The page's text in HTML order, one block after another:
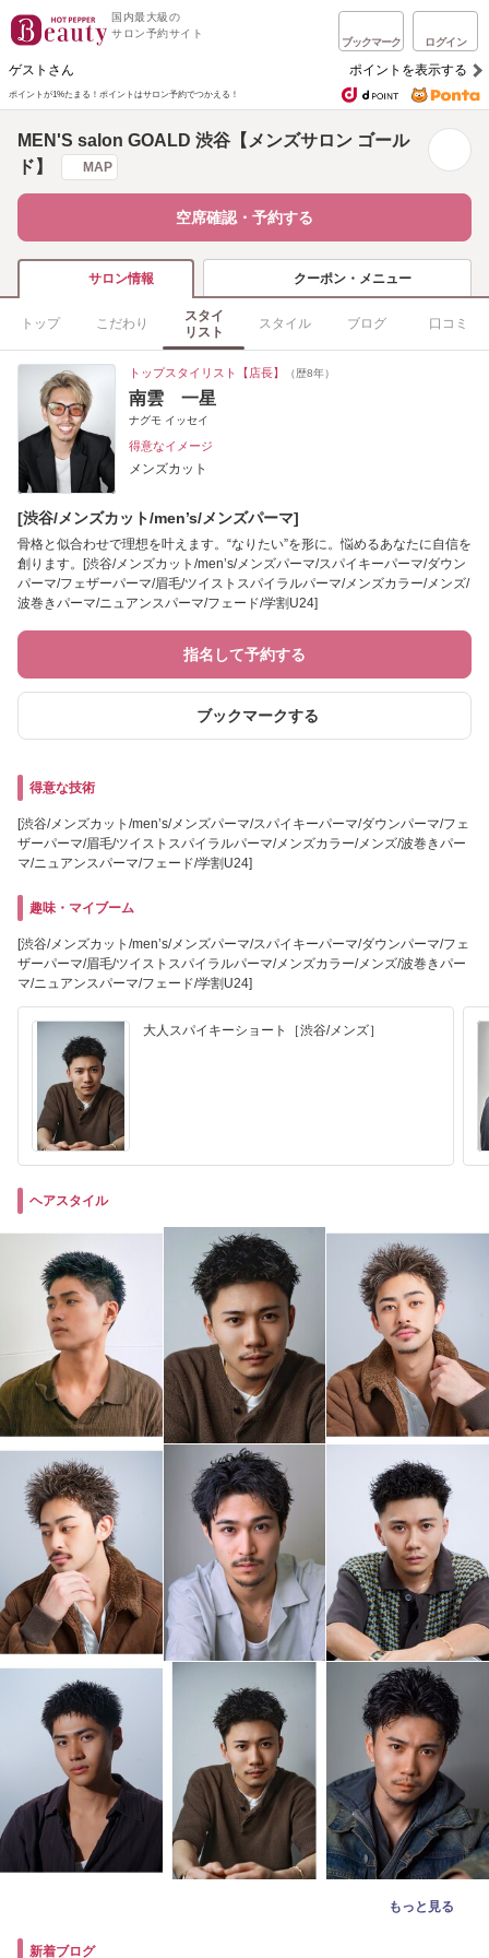
国内最大級の
サロン予約サイト
ブックマーク ログイン
ゲストさん ポイントを表示する
ポイントが1%たまる！ ポイントはサロン予約でつかえる！
MEN'S salon GOALD 渋谷【メンズサロン ゴール
ド】
MAP
空席確認・予約する
サロン情報 クーポン・メニュー
トップ こだわり
スタイ
リスト
スタイル ブログ 口コミ
トップスタイリスト【店長】 （歴8年）
南雲 一星
ナグモ イッセイ
得意なイメージ
メンズカット
[渋谷/メンズカット/men’s/メンズパーマ]
骨格と似合わせで理想を叶えます。“なりたい”を形に。悩めるあなたに自信を
創ります。[渋谷/メンズカット/men’s/メンズパーマ/スパイキーパーマ/ダウン
パーマ/フェザーパーマ/眉毛/ツイストスパイラルパーマ/メンズカラー/メンズ/
波巻きパーマ/ニュアンスパーマ/フェード/学割U24]
指名して予約する
ブックマークする
得意な技術
[渋谷/メンズカット/men’s/メンズパーマ/スパイキーパーマ/ダウンパーマ/フェ
ザーパーマ/眉毛/ツイストスパイラルパーマ/メンズカラー/メンズ/波巻きパー
マ/ニュアンスパーマ/フェード/学割U24]
趣味・マイブーム
[渋谷/メンズカット/men’s/メンズパーマ/スパイキーパーマ/ダウンパーマ/フェ
ザーパーマ/眉毛/ツイストスパイラルパーマ/メンズカラー/メンズ/波巻きパー
マ/ニュアンスパーマ/フェード/学割U24]
大人スパイキーショート［渋谷/メンズ］
ヘアスタイル
もっと見る
新着ブログ